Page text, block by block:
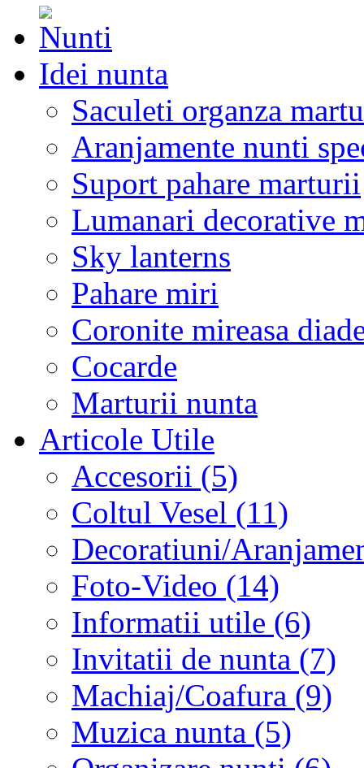
Idei nunta
Saculeti organza
Aranjamente nunti
Suport pahare marturii
Lumanari decorative
Sky lanterns
Pahare miri
Coronite mireasa
Cocarde
Marturii nunta
Articole Utile
Accesorii (5)
Coltul Vesel (11)
Decoratiuni/
Foto-Video (14)
Informatii utile (6)
Invitatii de nunta (7)
Machiaj/Coafura (9)
Muzica nunta (5)